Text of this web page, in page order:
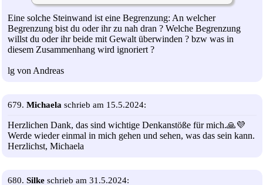
Eine solche Steinwand ist eine Begrenzung: An welcher
Begrenzung bist du oder ihr zu nah dran ? Welche Begrenzung
willst du oder ihr beide mit Gewalt überwinden ? bzw was in
diesem Zusammenhang wird ignoriert ?
lg von Andreas
679. Michaela schrieb am 15.5.2024:
Herzlichen Dank, das sind wichtige Denkanstöße für mich.🙏💜
Werde wieder einmal in mich gehen und sehen, was das sein kann.
Herzlichst, Michaela
680. Silke schrieb am 31.5.2024: